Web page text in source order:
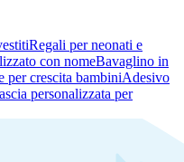
Regali per neonati e
con nomeBavaglino in
per crescita bambiniAdesivo
personalizzata per